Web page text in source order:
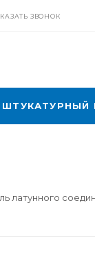
ЗВОНОК
ШТУКАТУРНЫЙ
латунного